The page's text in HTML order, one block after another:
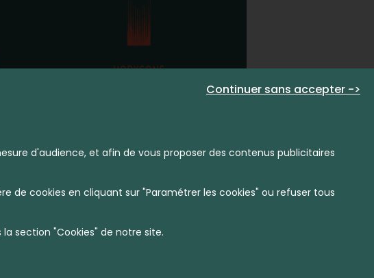
Continuer sans accepter ->
d'audience, et afin de vous proposer des contenus publicitaires
de cookies en cliquant sur "Paramétrer les cookies" ou refuser tous
section "Cookies" de notre site.